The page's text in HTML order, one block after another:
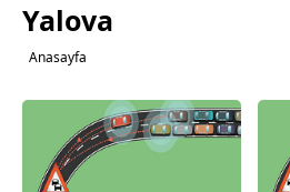
Yalova
Anasayfa